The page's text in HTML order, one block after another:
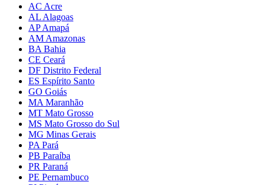
AC Acre
AL Alagoas
AP Amapá
AM Amazonas
BA Bahia
CE Ceará
DF Distrito Federal
ES Espírito Santo
GO Goiás
MA Maranhão
MT Mato Grosso
MS Mato Grosso do Sul
MG Minas Gerais
PA Pará
PB Paraíba
PR Paraná
PE Pernambuco